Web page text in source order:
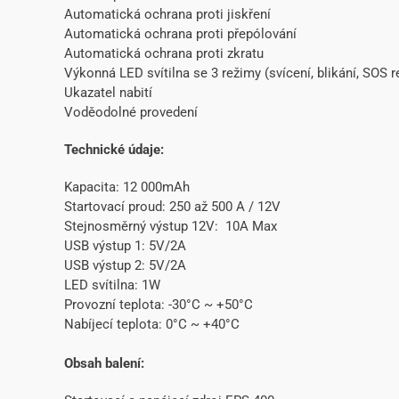
Automatická ochrana proti jiskření
Automatická ochrana proti přepólování
Automatická ochrana proti zkratu
Výkonná LED svítilna se 3 režimy (svícení, blikání, SOS
Ukazatel nabití
Voděodolné provedení
Technické údaje:
Kapacita: 12 000mAh
Startovací proud: 250 až 500 A / 12V
Stejnosměrný výstup 12V: 10A Max
USB výstup 1: 5V/2A
USB výstup 2: 5V/2A
LED svítilna: 1W
Provozní teplota: -30°C ~ +50°C
Nabíjecí teplota: 0°C ~ +40°C
Obsah balení: